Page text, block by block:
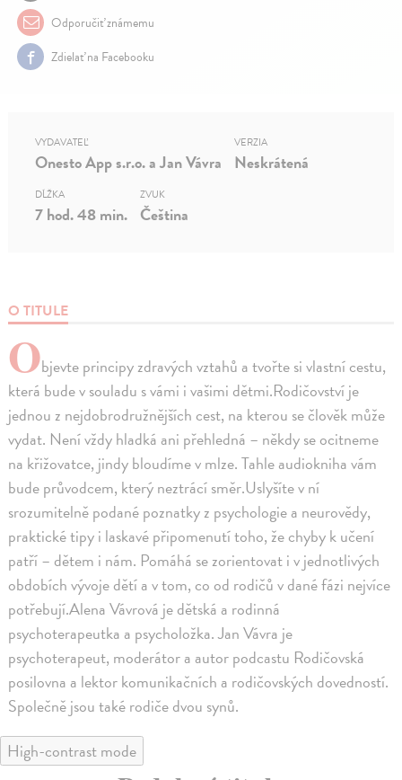
Odporučiť známemu
Zdielať na Facebooku
O TITULE
Objevte principy zdravých vztahů a tvořte si vlastní cestu,
která bude v souladu s vámi i vašimi dětmi.Rodičovství je
jednou z nejdobrodružnějších cest, na kterou se člověk může
vydat. Není vždy hladká ani přehledná – někdy se ocitneme
na křižovatce, jindy bloudíme v mlze. Tahle audiokniha vám
bude průvodcem, který neztrácí směr.Uslyšíte v ní
srozumitelně podané poznatky z psychologie a neurovědy,
praktické tipy i laskavé připomenutí toho, že chyby k učení
patří – dětem i nám. Pomáhá se zorientovat i v jednotlivých
obdobích vývoje dětí a v tom, co od rodičů v dané fázi nejvíce
potřebují.Alena Vávrová je dětská a rodinná
psychoterapeutka a psycholožka. Jan Vávra je
psychoterapeut, moderátor a autor podcastu Rodičovská
posilovna a lektor komunikačních a rodičovských dovedností.
Společně jsou také rodiče dvou synů.
VYDAVATEĽ
Onesto App s.r.o. a Jan Vávra
VERZIA
Neskrátená
DĹŽKA
7 hod. 48 min.
ZVUK
Čeština
High-contrast mode